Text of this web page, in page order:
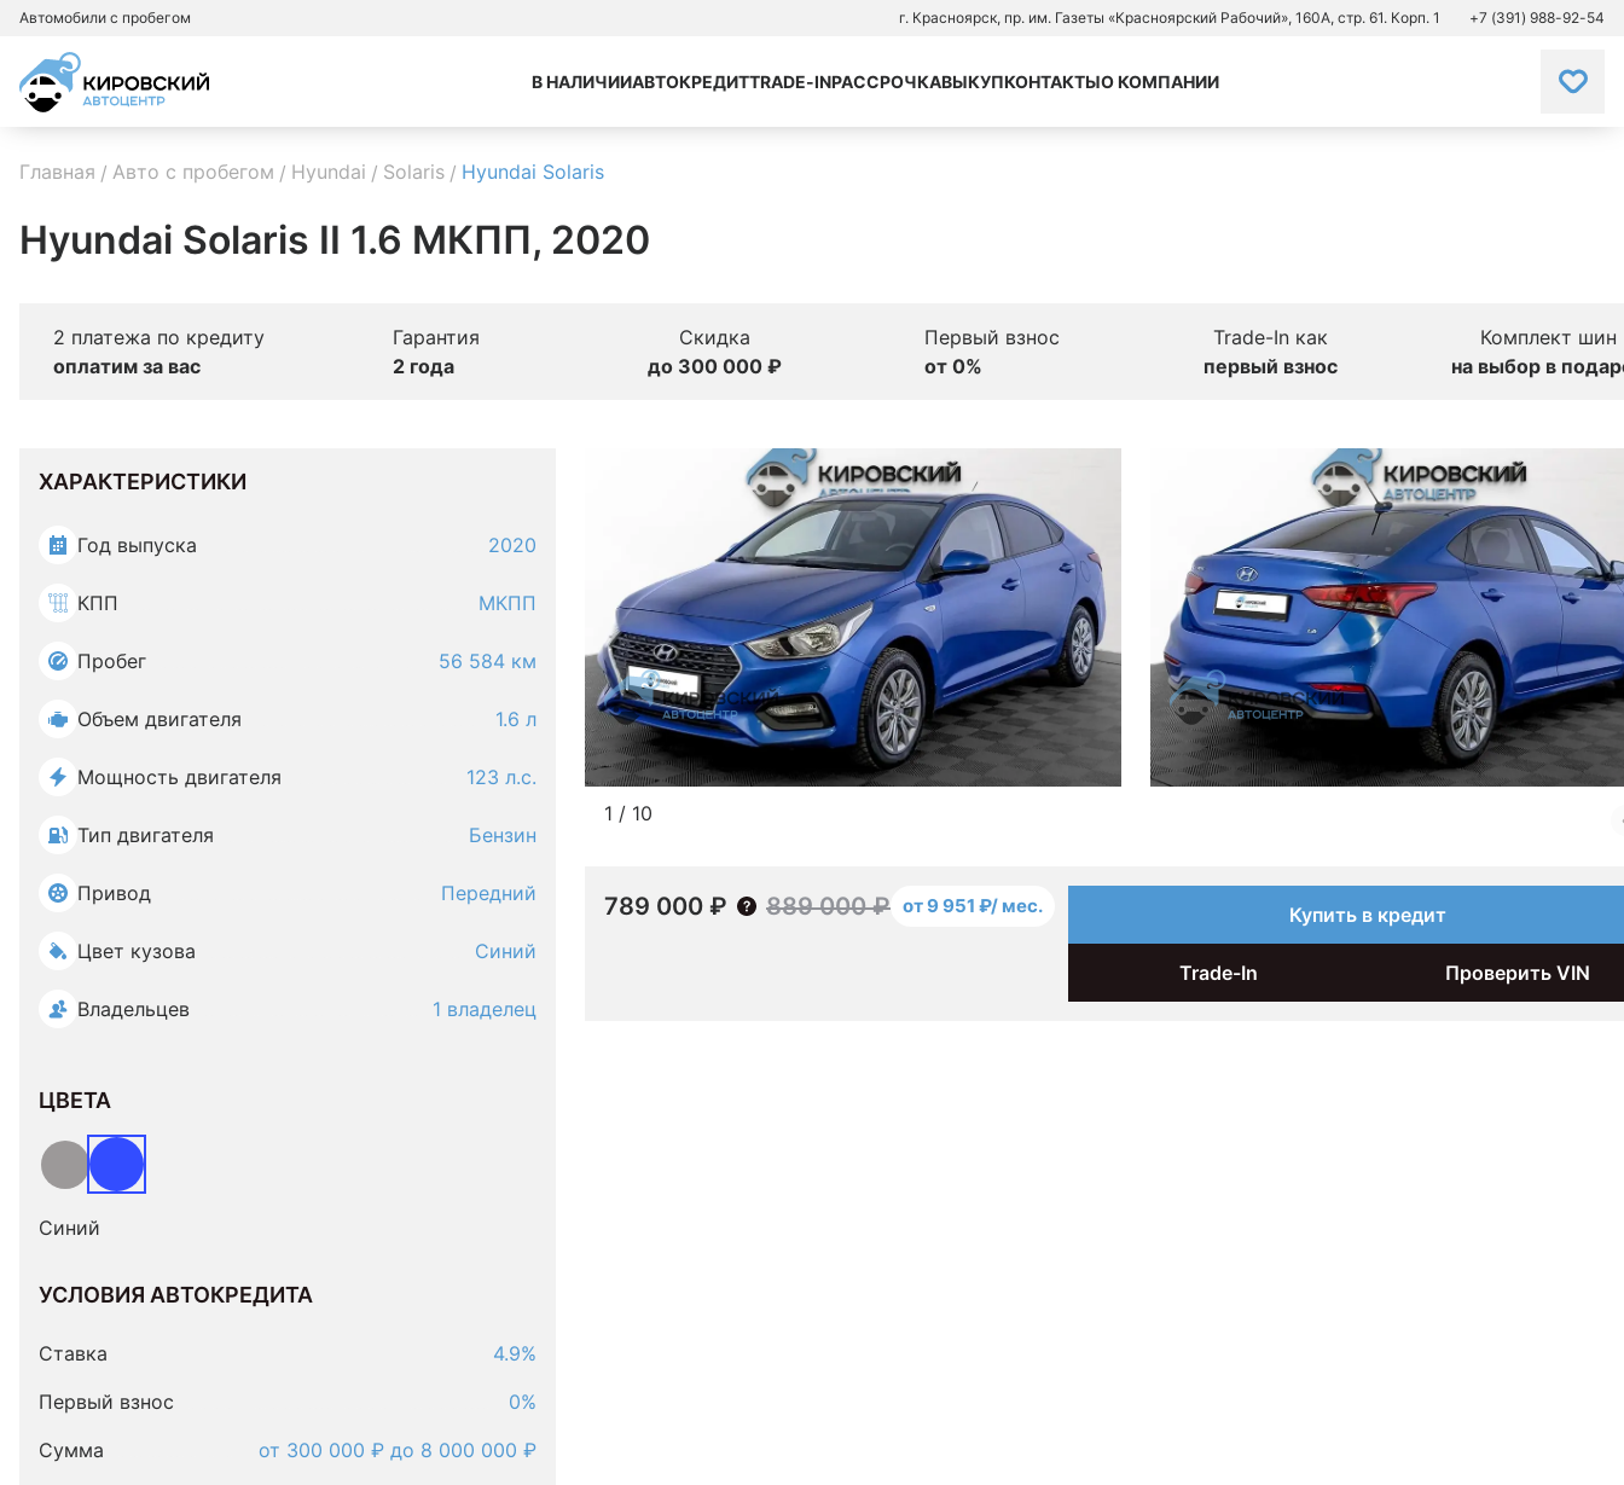
Автомобили с пробегом г. Красноярск, пр. им. Газеты «Красноярский Рабочий», 160А, стр. 61. Корп. 1 +7 (391) 988-92-54
В НАЛИЧИИАВТОКРЕДИТTRADE-INРАССРОЧКАВЫКУПКОНТАКТЫО КОМПАНИИ
Главная Авто с пробегом Hyundai Solaris Hyundai Solaris
Hyundai Solaris II 1.6 МКПП, 2020
2 платежа по кредиту
оплатим за вас
Гарантия
2 года
Скидка
до 300 000 ₽
Первый взнос
от 0%
Trade-In как
первый взнос
Комплект шин
на выбор в
ХАРАКТЕРИСТИКИ
Год выпуска 2020
КПП МКПП
Пробег 56 584 км
Объем двигателя 1.6 л
Мощность двигателя 123 л.с.
Тип двигателя Бензин
Привод Передний
Цвет кузова Синий
Владельцев 1 владелец
ЦВЕТА
Синий
УСЛОВИЯ АВТОКРЕДИТА
Ставка
4.9%
Первый взнос
0%
Сумма
от 300 000 ₽ до 8 000 000 ₽
1 / 10
789 000 ₽ 889 000 ₽ от 9 951 ₽/ мес. Купить в кредит
Trade-In Проверить VIN